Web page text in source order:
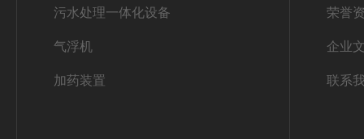
污水处理一体化设备
气浮机
加药装置
荣誉
企业
联系